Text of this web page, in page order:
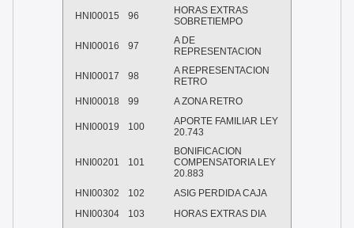
HNI00015 96
HORAS EXTRAS
SOBRETIEMPO
HNI00016 97
A DE
REPRESENTACION
HNI00017 98
A REPRESENTACION
RETRO
HNI00018
99 A ZONA RETRO
HNI00019 100
APORTE FAMILIAR LEY
20.743
HNI00201 101
BONIFICACION
COMPENSATORIA LEY
20.883
HNI00302
102
ASIG PERDIDA CAJA
HNI00304
103
HORAS EXTRAS DIA